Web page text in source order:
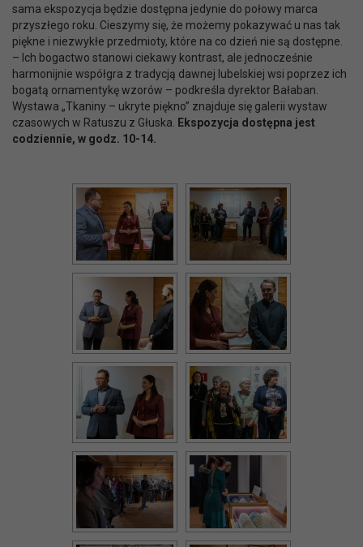
sama ekspozycja będzie dostępna jedynie do połowy marca
przyszłego roku. Cieszymy się, że możemy pokazywać u nas tak
piękne i niezwykłe przedmioty, które na co dzień nie są dostępne.
– Ich bogactwo stanowi ciekawy kontrast, ale jednocześnie
harmonijnie współgra z tradycją dawnej lubelskiej wsi poprzez ich
bogatą ornamentykę wzorów – podkreśla dyrektor Bałaban.
Wystawa „Tkaniny – ukryte piękno” znajduje się galerii wystaw
czasowych w Ratuszu z Głuska.
Ekspozycja dostępna jest
codziennie, w godz. 10-14.